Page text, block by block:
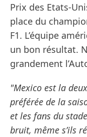
Prix des Etats-
place du
F1. L’équipe
un bon résultat.
grandement
"Mexico est la
préférée de la
et les fans du
bruit, même s’ils